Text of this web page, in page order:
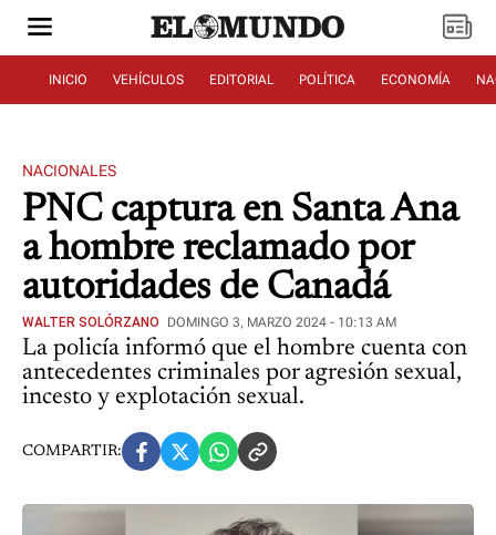
INICIO VEHÍCULOS EDITORIAL POLÍTICA ECONOMÍA
NACIONALES
PNC captura en Santa Ana
a hombre reclamado por
autoridades de Canadá
WALTER SOLÓRZANO DOMINGO 3, MARZO 2024 - 10:13 AM
La policía informó que el hombre cuenta con
antecedentes criminales por agresión sexual,
incesto y explotación sexual.
COMPARTIR: